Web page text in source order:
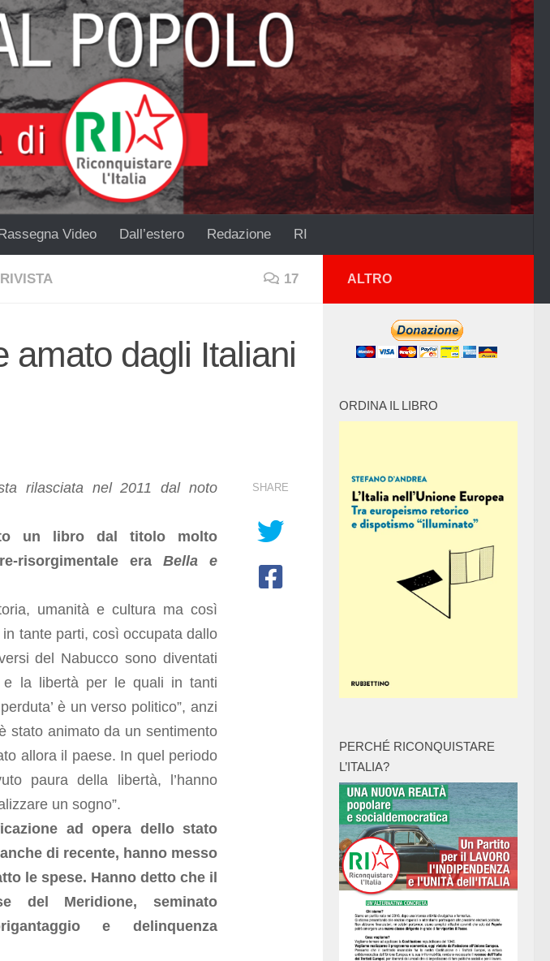
Rassegna Video Dall’estero Redazione RI
RIVISTA 17
amato dagli Italiani
rilasciata nel 2011 dal noto
un libro dal titolo molto
risorgimentale era Bella e
umanità e cultura ma così
tante parti, così occupata dallo
del Nabucco sono diventati
e la libertà per le quali in tanti
è un verso politico”, anzi
stato animato da un sentimento
allora il paese. In quel periodo
paura della libertà, l’hanno
un sogno”.
ad opera dello stato
di recente, hanno messo
le spese. Hanno detto che il
Meridione, seminato
e delinquenza
SHARE
ALTRO
ORDINA IL LIBRO
PERCHÉ RICONQUISTARE
L’ITALIA?